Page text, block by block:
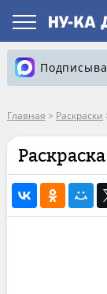
Главная > Раскраски